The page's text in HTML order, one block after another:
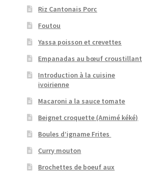
Riz Cantonais Porc
Foutou
Yassa poisson et crevettes
Empanadas au bœuf croustillant
Introduction à la cuisine
ivoirienne
Macaroni a la sauce tomate
Beignet croquette (Amimé kéké)
Boules d’igname Frites
Curry mouton
Brochettes de boeuf aux